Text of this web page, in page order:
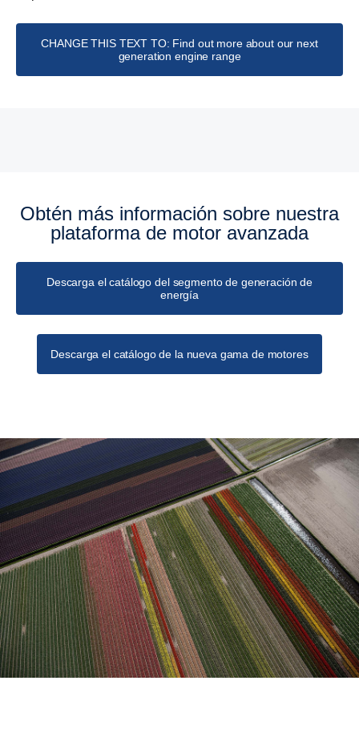
CHANGE THIS TEXT TO: Find out more about our next
generation engine range
Obtén más infor­ma­ción sobre nuestra
plata­forma de motor avanzada
Descarga el catálogo del segmento de generación de
energía
Descarga el catálogo de la nueva gama de motores